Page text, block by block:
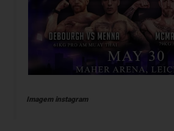
Imagem instagram